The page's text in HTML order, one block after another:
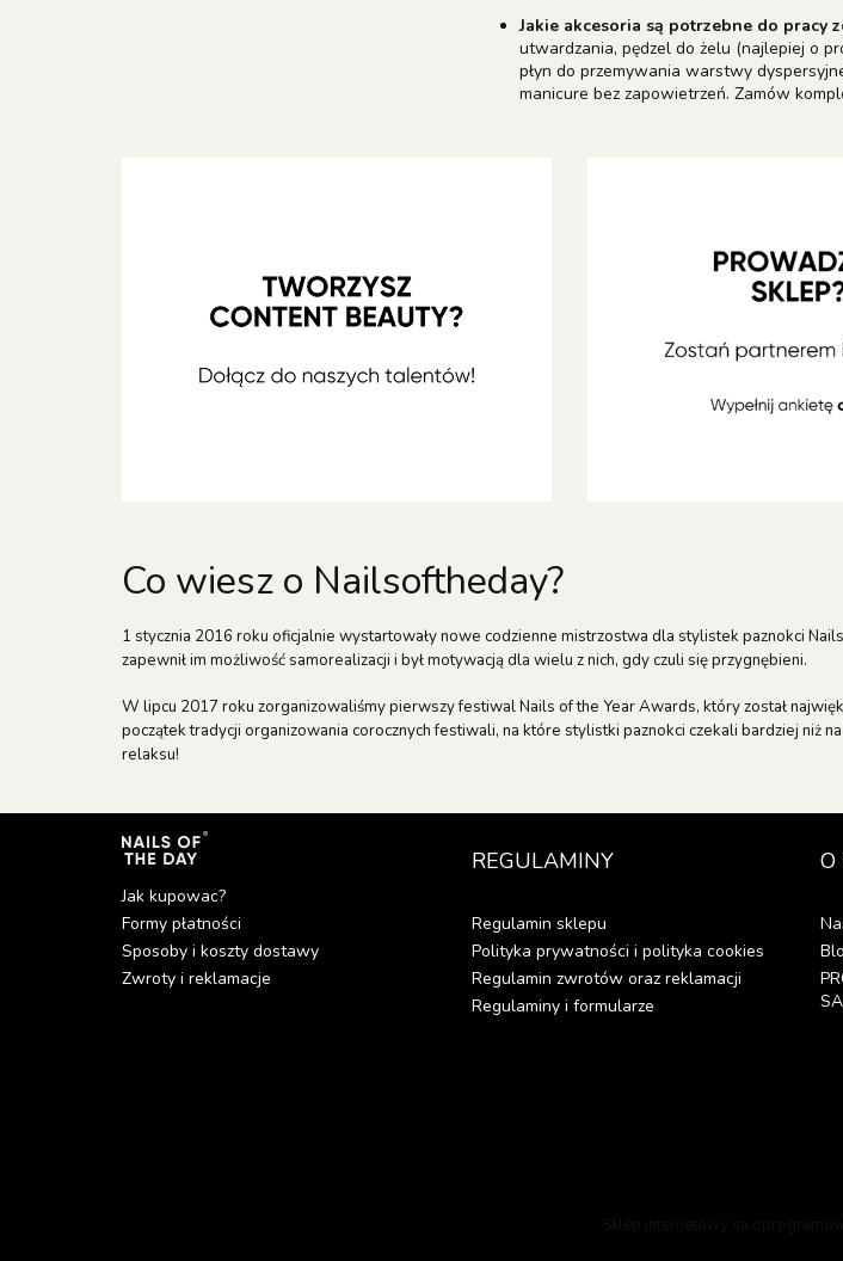
Jakie akcesoria są potrzebne do pracy
utwardzania, pędzel do żelu (najlepiej o
płyn do przemywania warstwy
manicure bez zapowietrzeń. Zamów
Co wiesz o Nailsoftheday?
1 stycznia 2016 roku oficjalnie wystartowały nowe codzienne mistrzostwa dla stylistek paznokci
zapewnił im możliwość samorealizacji i był motywacją dla wielu z nich, gdy czuli się przygnębieni.
W lipcu 2017 roku zorganizowaliśmy pierwszy festiwal Nails of the Year Awards, który został
początek tradycji organizowania corocznych festiwali, na które stylistki paznokci czekali bardziej niż
relaksu!
Jak kupowac?
Formy płatności
Sposoby i koszty dostawy
Zwroty i reklamacje
REGULAMINY
Regulamin sklepu
Polityka prywatności i polityka cookies
Regulamin zwrotów oraz reklamacji
Regulaminy i formularze
O